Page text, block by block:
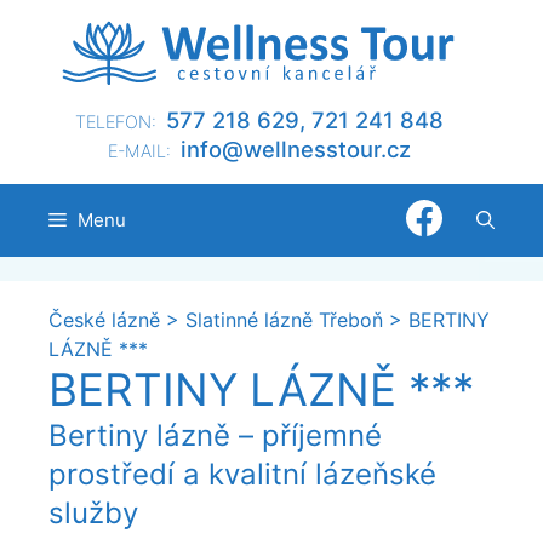
TELEFON: 577 218 629, 721 241 848
E-MAIL: zc.ru
otsse
nllew
@ofni
Menu
České lázně > Slatinné lázně Třeboň > BERTINY
LÁZNĚ ***
BERTINY LÁZNĚ ***
Bertiny lázně – příjemné
prostředí a kvalitní lázeňské
služby